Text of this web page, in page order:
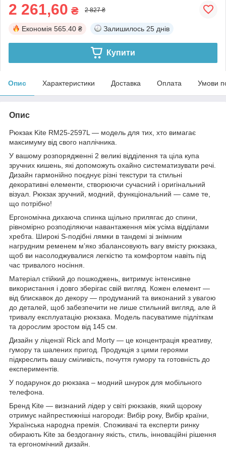
2 261,60 ₴ 2 827 ₴
Економія 565.40 ₴ Залишилось 25 днів
Купити
Опис Характеристики Доставка Оплата Умови
Опис
Рюкзак Kite RM25-2597L — модель для тих, хто вимагає
максимуму від свого наплічника.
У вашому розпорядженні 2 великі відділення та ціла купа
зручних кишень, які допоможуть охайно систематизувати речі.
Дизайн гармонійно поєднує різні текстури та стильні
декоративні елементи, створюючи сучасний і оригінальний
візуал. Рюкзак зручний, модний, функціональний — саме те,
що потрібно!
Ергономічна дихаюча спинка щільно прилягає до спини,
рівномірно розподіляючи навантаження між усіма відділами
хребта. Широкі S-подібні лямки в тандемі зі знімним
нагрудним ременем м’яко збалансовують вагу вмісту рюкзака,
щоб ви насолоджувалися легкістю та комфортом навіть під
час тривалого носіння.
Матеріал стійкий до пошкоджень, витримує інтенсивне
використання і довго зберігає свій вигляд. Кожен елемент —
від блискавок до декору — продуманий та виконаний з увагою
до деталей, щоб забезпечити не лише стильний вигляд, але й
тривалу експлуатацію рюкзака. Модель пасуватиме підліткам
та дорослим зростом від 145 см.
Дизайн у ліцензії Rick and Morty — це концентрація креативу,
гумору та шалених пригод. Продукція з цими героями
підкреслить вашу сміливість, почуття гумору та готовність до
експериментів.
У подарунок до рюкзака – модний шнурок для мобільного
телефона.
Бренд Kite — визнаний лідер у світі рюкзаків, який щороку
отримує найпрестижніші нагороди: Вибір року, Вибір країни,
Українська народна премія. Споживачі та експерти ринку
обирають Kite за бездоганну якість, стиль, інноваційні рішення
та ергономічний дизайн.